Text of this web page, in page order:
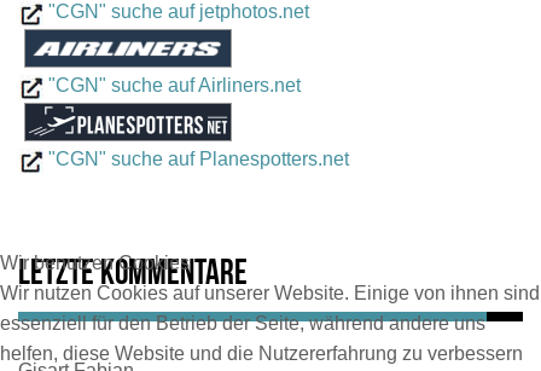
"CGN" suche auf jetphotos.net
"CGN" suche auf Airliners.net
"CGN" suche auf Planespotters.net
Letzte Kommentare
Wir benutzen Cookies
Wir nutzen Cookies auf unserer Website. Einige von ihnen sind
essenziell für den Betrieb der Seite, während andere uns
helfen, diese Website und die Nutzererfahrung zu verbessern